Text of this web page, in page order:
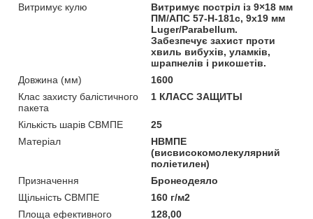
Витримує кулю
Витримує постріл із 9×18 мм
ПМ/АПС 57-Н-181с, 9х19 мм
Luger/Parabellum.
Забезпечує захист проти
хвиль вибухів, уламків,
шрапнелів і рикошетів.
Довжина (мм)
1600
Клас захисту балістичного
пакета
1 КЛАСС ЗАЩИТЫ
Кількість шарів СВМПЕ
25
Матеріал
НВМПЕ
(висвисокомолекулярний
поліетилен)
Призначення
Бронеодеяло
Щільність СВМПЕ
160 г/м2
Площа ефективного
128,00